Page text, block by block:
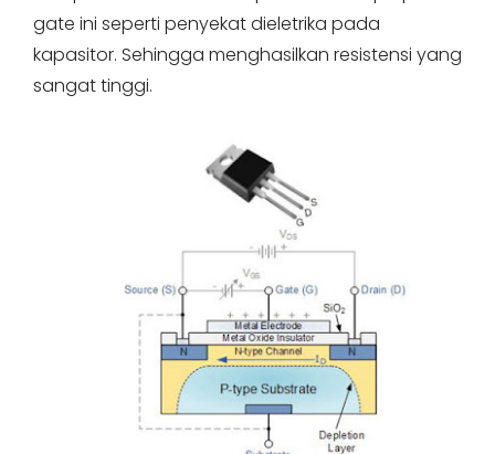
gate ini seperti penyekat dieletrika pada
kapasitor. Sehingga menghasilkan resistensi yang
sangat tinggi.